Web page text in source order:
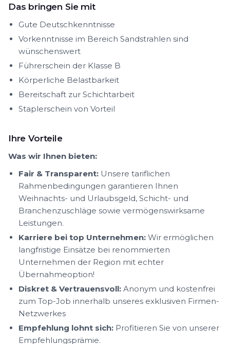
Das bringen Sie mit
Gute Deutschkenntnisse
Vorkenntnisse im Bereich Sandstrahlen sind
wünschenswert
Führerschein der Klasse B
Körperliche Belastbarkeit
Bereitschaft zur Schichtarbeit
Staplerschein von Vorteil
Ihre Vorteile
Was wir Ihnen bieten:
Fair & Transparent: Unsere tariflichen
Rahmenbedingungen garantieren Ihnen
Weihnachts- und Urlaubsgeld, Schicht- und
Branchenzuschläge sowie vermögenswirksame
Leistungen.
Karriere bei top Unternehmen: Wir ermöglichen
langfristige Einsätze bei renommierten
Unternehmen der Region mit echter
Übernahmeoption!
Diskret & Vertrauensvoll: Anonym und kostenfrei
zum Top-Job innerhalb unseres exklusiven Firmen-
Netzwerkes
Empfehlung lohnt sich: Profitieren Sie von unserer
Empfehlungsprämie.